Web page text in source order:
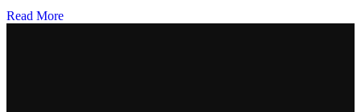
Read More